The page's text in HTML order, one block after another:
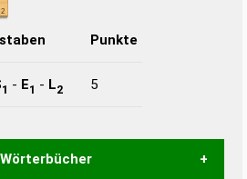
Punkte
1 - E1 - L2 5